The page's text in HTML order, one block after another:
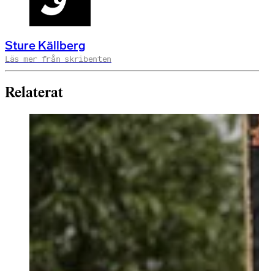
Sture Källberg
Läs mer från skribenten
Relaterat